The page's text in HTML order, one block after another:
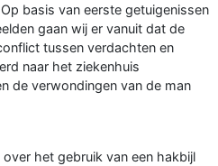
basis van eerste getuigenissen
gaan wij er vanuit dat de
tussen verdachten en
naar het ziekenhuis
de verwondingen van de man
het gebruik van een hakbijl